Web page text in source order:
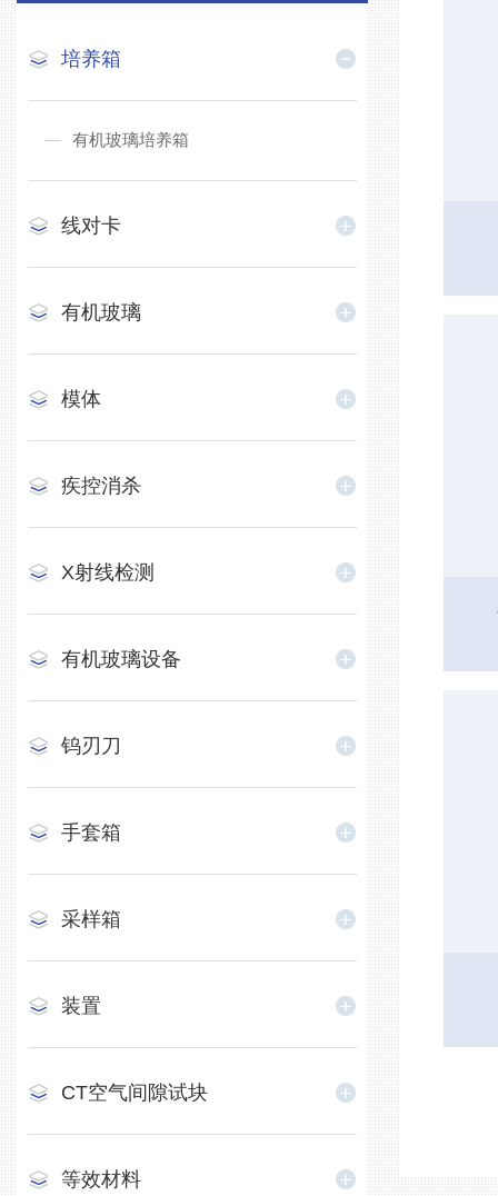
培养箱
有机玻璃培养箱
线对卡
有机玻璃
模体
疾控消杀
X射线检测
​有机玻璃设备
钨刃刀
手套箱
采样箱
装置
CT空气间隙试块
等效材料